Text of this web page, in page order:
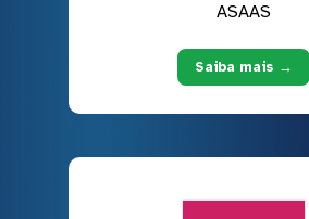
ASAAS
Saiba mais →